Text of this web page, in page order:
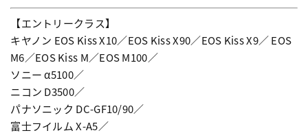
【エントリークラス】
キヤノン EOS Kiss X10／EOS Kiss X90／EOS Kiss X9／ EOS
M6／EOS Kiss M／EOS M100／
ソニー α5100／
ニコン D3500／
パナソニック DC-GF10/90／
富士フイルム X-A5／